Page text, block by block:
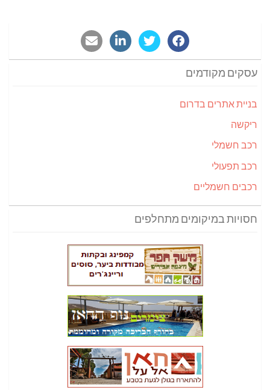
עסקים מקודמים
בניית אתרים בדרום
ריקשה
רכב חשמלי
רכב תפעולי
רכבים חשמליים
חסויות במיקומים מתחלפים